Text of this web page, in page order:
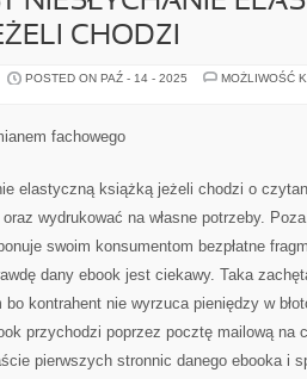
CHODZI
POSTED ON PAŹ - 14 - 2025
MOŻLIWOŚĆ
fachowego
elastyczną książką jeżeli chodzi o
wydrukować na własne potrzeby.
swoim konsumentom bezpłatne
dany ebook jest ciekawy. Taka
bo kontrahent nie wyrzuca pieniędzy w
przychodzi poprzez pocztę mailową na
pierwszych stronnic danego ebooka i